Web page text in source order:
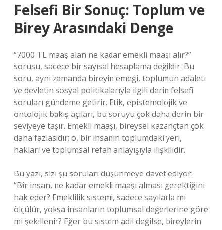
Felsefi Bir Sonuç: Toplum ve
Birey Arasındaki Denge
“7000 TL maaş alan ne kadar emekli maaşı alır?”
sorusu, sadece bir sayısal hesaplama değildir. Bu
soru, aynı zamanda bireyin emeği, toplumun adaleti
ve devletin sosyal politikalarıyla ilgili derin felsefi
soruları gündeme getirir. Etik, epistemolojik ve
ontolojik bakış açıları, bu soruyu çok daha derin bir
seviyeye taşır. Emekli maaşı, bireysel kazançtan çok
daha fazlasıdır; o, bir insanın toplumdaki yeri,
hakları ve toplumsal refah anlayışıyla ilişkilidir.
Bu yazı, sizi şu soruları düşünmeye davet ediyor:
“Bir insan, ne kadar emekli maaşı alması gerektiğini
hak eder? Emeklilik sistemi, sadece sayılarla mı
ölçülür, yoksa insanların toplumsal değerlerine göre
mi şekillenir? Eğer bu sistem adil değilse, bireylerin